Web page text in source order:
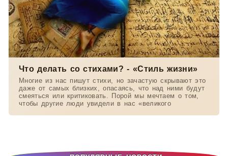
Что делать со стихами? - «Стиль жизни»
Многие из нас пишут стихи, но зачастую скрывают это
даже от самых близких, опасаясь, что над ними будут
смеяться или критиковать. Порой мы мечтаем о том,
чтобы другие люди увидели в нас «великого